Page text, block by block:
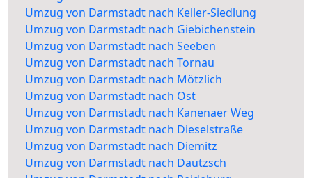
Umzug von Darmstadt nach Keller-Siedlung
Umzug von Darmstadt nach Giebichenstein
Umzug von Darmstadt nach Seeben
Umzug von Darmstadt nach Tornau
Umzug von Darmstadt nach Mötzlich
Umzug von Darmstadt nach Ost
Umzug von Darmstadt nach Kanenaer Weg
Umzug von Darmstadt nach Dieselstraße
Umzug von Darmstadt nach Diemitz
Umzug von Darmstadt nach Dautzsch